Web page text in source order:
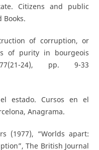
Citizens and public
Books.
of corruption, or
of purity in bourgeois
24), pp. 9-33
estado. Cursos en el
Anagrama.
(1977), “Worlds apart:
The British Journal